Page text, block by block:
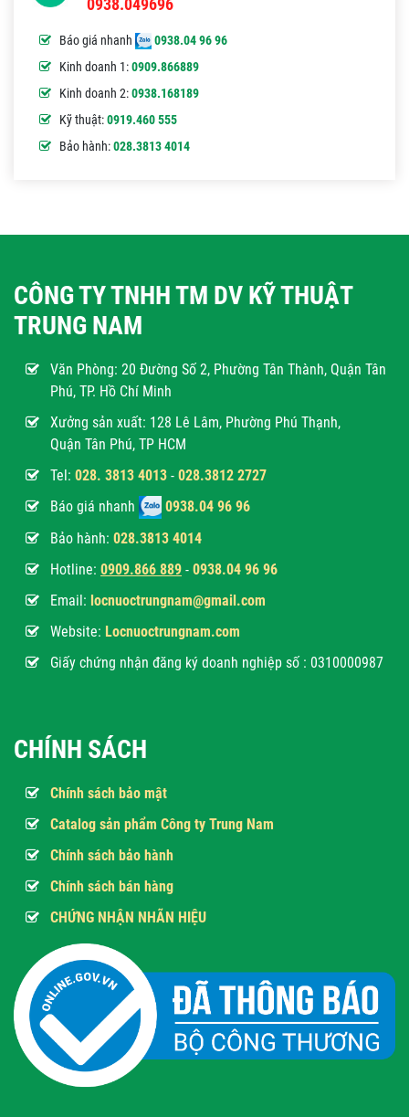
0938.049696
Báo giá nhanh
0938.04 96 96
Kinh doanh 1:0909.866889
Kinh doanh 2:0938.168189
Kỹ thuật:0919.460 555
Bảo hành:028.3813 4014
CÔNG TY TNHH TM DV KỸ THUẬT
TRUNG NAM
Văn Phòng: 20 Đường Số 2, Phường Tân Thành, Quận Tân
Phú, TP. Hồ Chí Minh
Xưởng sản xuất: 128 Lê Lâm, Phường Phú Thạnh,
Quận Tân Phú, TP HCM
Tel: 028. 3813 4013 - 028.3812 2727
Báo giá nhanh
0938.04 96 96
Bảo hành: 028.3813 4014
Hotline: 0909.866 889 - 0938.04 96 96
Email: locnuoctrungnam@gmail.com
Website: Locnuoctrungnam.com
Giấy chứng nhận đăng ký doanh nghiệp số : 0310000987
CHÍNH SÁCH
Chính sách bảo mật
Catalog sản phẩm Công ty Trung Nam
Chính sách bảo hành
Chính sách bán hàng
CHỨNG NHẬN NHÃN HIỆU